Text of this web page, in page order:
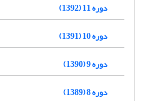
دوره 11 (1392)
دوره 10 (1391)
دوره 9 (1390)
دوره 8 (1389)